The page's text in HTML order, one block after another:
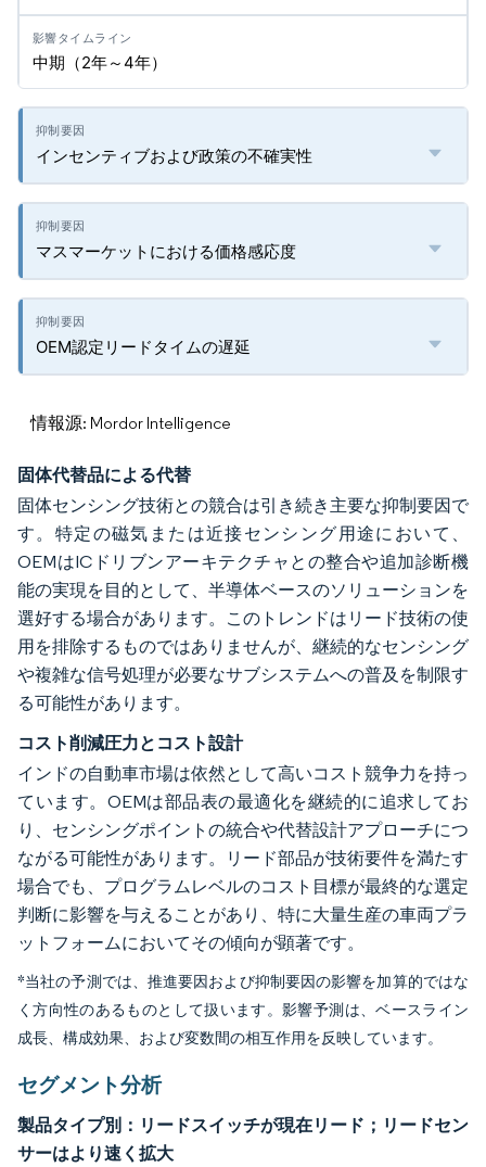
中期（2年～4年）
インセンティブおよび政策の不確実性
マスマーケットにおける価格感応度
OEM認定リードタイムの遅延
情報源: Mordor Intelligence
固体代替品による代替
固体センシング技術との競合は引き続き主要な抑制要因で
す。特定の磁気または近接センシング用途において、
OEMはICドリブンアーキテクチャとの整合や追加診断機
能の実現を目的として、半導体ベースのソリューションを
選好する場合があります。このトレンドはリード技術の使
用を排除するものではありませんが、継続的なセンシング
や複雑な信号処理が必要なサブシステムへの普及を制限す
る可能性があります。
コスト削減圧力とコスト設計
インドの自動車市場は依然として高いコスト競争力を持っ
ています。OEMは部品表の最適化を継続的に追求してお
り、センシングポイントの統合や代替設計アプローチにつ
ながる可能性があります。リード部品が技術要件を満たす
場合でも、プログラムレベルのコスト目標が最終的な選定
判断に影響を与えることがあり、特に大量生産の車両プラ
ットフォームにおいてその傾向が顕著です。
*当社の予測では、推進要因および抑制要因の影響を加算的ではな
く方向性のあるものとして扱います。影響予測は、ベースライン
成長、構成効果、および変数間の相互作用を反映しています。
セグメント分析
製品タイプ別：リードスイッチが現在リード；リードセン
サーはより速く拡大